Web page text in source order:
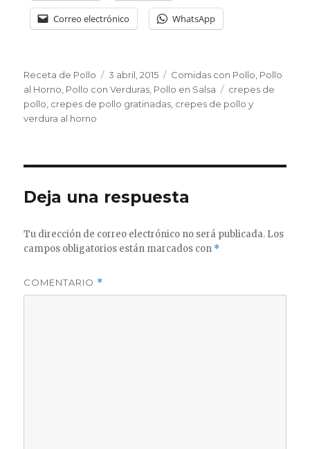
Correo electrónico WhatsApp
Autor
Receta de Pollo
Publicado
el
3 abril, 2015 Categorías
Comidas con Pollo Pollo
al Horno Pollo con Verduras Pollo en Salsa Etiquetas
crepes de
pollo crepes de pollo gratinadas crepes de pollo y
verdura al horno
Deja una respuesta
Tu dirección de correo electrónico no será publicada. Los
campos obligatorios están marcados con *
COMENTARIO *